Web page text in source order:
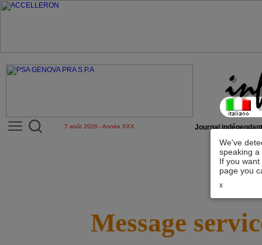
We've
speaking
If you
page you
x
7 août 2026 - Année XXX Journal
Message